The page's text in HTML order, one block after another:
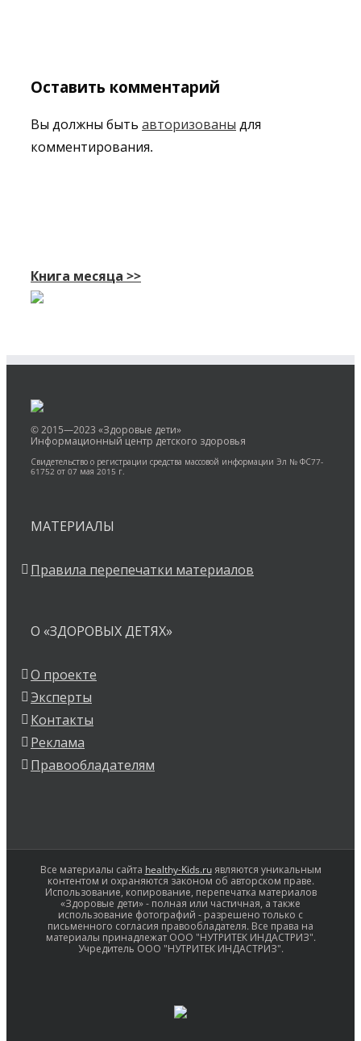
Оставить комментарий
Вы должны быть авторизованы для
комментирования.
Книга месяца >>
© 2015—2023 «Здоровые дети»
Информационный центр детского здоровья
Свидетельство о регистрации средства массовой информации Эл № ФС77-
61752 от 07 мая 2015 г.
МАТЕРИАЛЫ
Правила перепечатки материалов
О «ЗДОРОВЫХ ДЕТЯХ»
О проекте
Эксперты
Контакты
Реклама
Правообладателям
Все материалы сайта healthy-Kids.ruявляются уникальным
контентом и охраняются законом об авторском праве.
Использование, копирование, перепечатка материалов
«Здоровые дети» - полная или частичная, а также
использование фотографий - разрешено только с
письменного согласия правообладателя. Все права на
материалы принадлежат ООО "НУТРИТЕК ИНДАСТРИЗ".
Учредитель ООО "НУТРИТЕК ИНДАСТРИЗ".